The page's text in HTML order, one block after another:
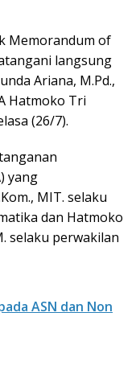
Memorandum of
langsung
Ariana, M.Pd.,
Hatmoko Tri
(26/7).
yang
MIT. selaku
dan Hatmoko
selaku perwakilan
ASN dan Non